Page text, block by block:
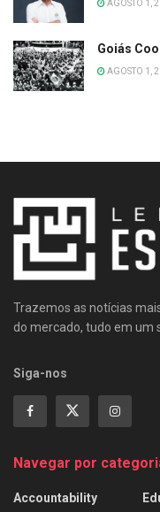
AGOSTO 1,
Goiás
AGOSTO 1,
Trazemos as notícias
do mercado, tudo em um
Siga-nos
Navegar por
Accountability